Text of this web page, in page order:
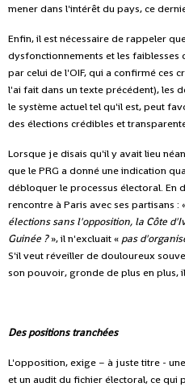
mener dans l'intérêt du pays, ce
Enfin, il est nécessaire de rappeler
dysfonctionnements et les faiblesses
par celui de l'OIF, qui a confirmé ces
l'ai fait dans un texte précédent), les
le système actuel tel qu'il est, peut
des élections crédibles et
Lorsque je disais qu'il y avait lieu
que le PRG a donné une indication
débloquer le processus électoral. En
rencontre à Paris avec ses partisans :
élections sans l'opposition, la Côte
Guinée ?», il n'excluait « pas
S'il veut réveiller de douloureux
son pouvoir, gronde de plus en plus,
Des positions tranchées
L'opposition, exige – à juste titre -
et un audit du fichier électoral, ce qui